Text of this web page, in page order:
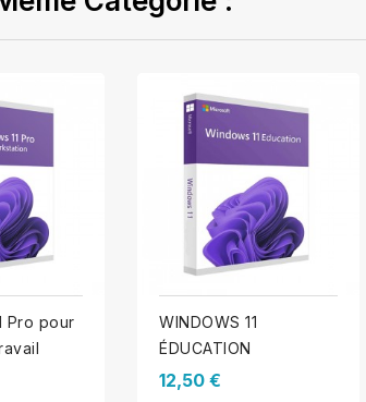
Pro pour
WINDOWS 11
ÉDUCATION
12,50 €